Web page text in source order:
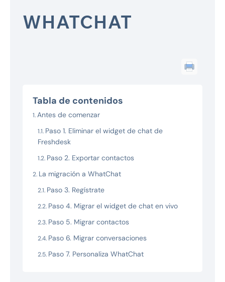
WHATCHAT
Tabla de contenidos
Antes de comenzar
Paso 1. Eliminar el widget de chat de
Freshdesk
Paso 2. Exportar contactos
La migración a WhatChat
Paso 3. Regístrate
Paso 4. Migrar el widget de chat en vivo
Paso 5. Migrar contactos
Paso 6. Migrar conversaciones
Paso 7. Personaliza WhatChat